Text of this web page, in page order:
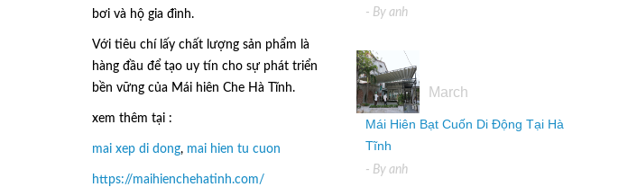
bơi và hộ gia đình.
Với tiêu chí lấy chất lượng sản phẩm là
hàng đầu để tạo uy tín cho sự phát triển
bền vững của Mái hiên Che Hà Tĩnh.
xem thêm tại :
mai xep di dong, mai hien tu cuon
https://maihienchehatinh.com/
- By anh
March
Mái Hiên Bạt Cuốn Di Động Tại Hà
Tĩnh
- By anh